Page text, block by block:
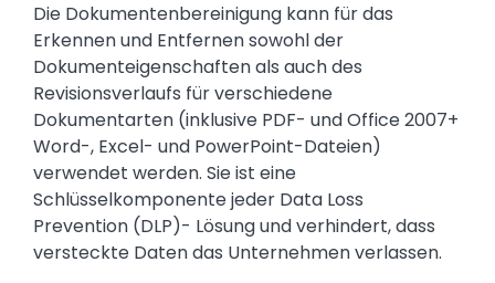
Die Dokumentenbereinigung kann für das
Erkennen und Entfernen sowohl der
Dokumenteigenschaften als auch des
Revisionsverlaufs für verschiedene
Dokumentarten (inklusive PDF- und Office 2007+
Word-, Excel- und PowerPoint-Dateien)
verwendet werden. Sie ist eine
Schlüsselkomponente jeder Data Loss
Prevention (DLP)- Lösung und verhindert, dass
versteckte Daten das Unternehmen verlassen.